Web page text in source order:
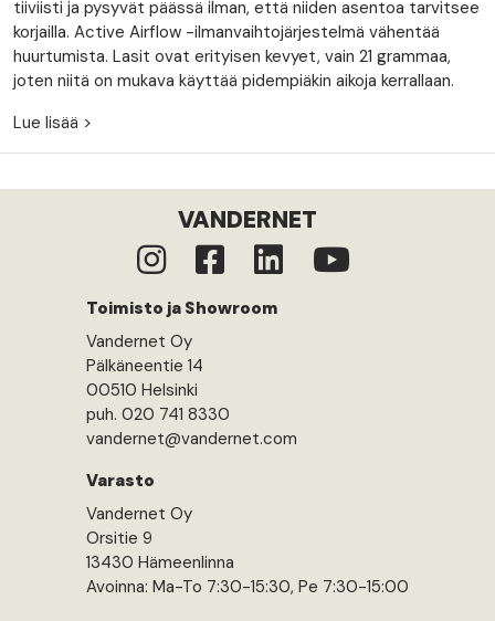
tiiviisti ja pysyvät päässä ilman, että niiden asentoa tarvitsee
korjailla. Active Airflow -ilmanvaihtojärjestelmä vähentää
huurtumista. Lasit ovat erityisen kevyet, vain 21 grammaa,
joten niitä on mukava käyttää pidempiäkin aikoja kerrallaan.
Lue lisää >
VANDERNET
Toimisto ja Showroom
Vandernet Oy
Pälkäneentie 14
00510 Helsinki
puh. 020 741 8330
vandernet@vandernet.com
Varasto
Vandernet Oy
Orsitie 9
13430 Hämeenlinna
Avoinna: Ma-To 7:30-15:30, Pe 7:30-15:00